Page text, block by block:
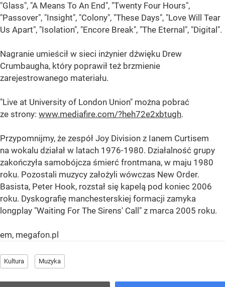
"Glass", "A Means To An End", "Twenty Four Hours",
"Passover", "Insight", "Colony", "These Days", "Love Will Tear
Us Apart", "Isolation", "Encore Break", "The Eternal", "Digital".
Nagranie umieścił w sieci inżynier dźwięku Drew
Crumbaugha, który poprawił też brzmienie
zarejestrowanego materiału.
"Live at University of London Union" można pobrać
ze strony: www.mediafire.com/?heh72e2xbtugh.
Przypomnijmy, że zespół Joy Division z Ianem Curtisem
na wokalu działał w latach 1976-1980. Działalność grupy
zakończyła samobójcza śmierć frontmana, w maju 1980
roku. Pozostali muzycy założyli wówczas New Order.
Basista, Peter Hook, rozstał się kapelą pod koniec 2006
roku. Dyskografię manchesterskiej formacji zamyka
longplay "Waiting For The Sirens' Call" z marca 2005 roku.
em, megafon.pl
Kultura Muzyka